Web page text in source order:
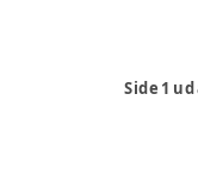
Side 1 ud